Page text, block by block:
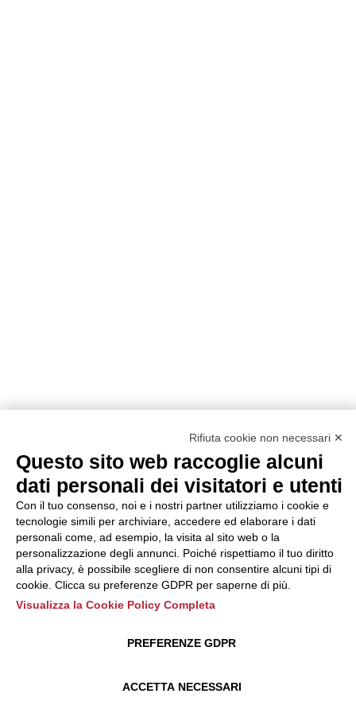
Rifiuta cookie non necessari ✕
Questo sito web raccoglie alcuni
dati personali dei visitatori e utenti
Con il tuo consenso, noi e i nostri partner utilizziamo i cookie e
tecnologie simili per archiviare, accedere ed elaborare i dati
personali come, ad esempio, la visita al sito web o la
personalizzazione degli annunci. Poiché rispettiamo il tuo diritto
alla privacy, è possibile scegliere di non consentire alcuni tipi di
cookie. Clicca su preferenze GDPR per saperne di più.
Visualizza la Cookie Policy Completa
ACCETTA NECESSARI
PREFERENZE GDPR